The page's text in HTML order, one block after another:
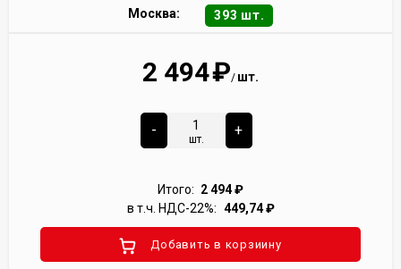
Москва:
393 шт.
2 494₽/ шт.
-
шт.
+
Итого: 2 494₽
в т.ч. НДС-22%: 449,74₽
Добавить в корзиину